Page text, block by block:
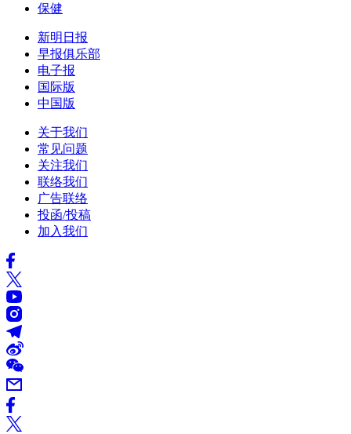
保健
新明日报
早报俱乐部
电子报
国际版
中国版
关于我们
常见问题
关注我们
联络我们
广告联络
投函/投稿
加入我们